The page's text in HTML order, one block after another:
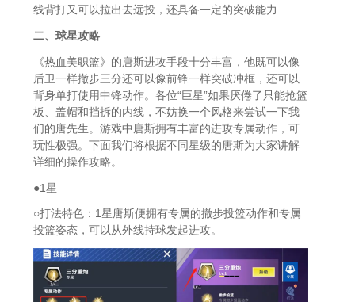
线背打又可以拉出去远投，还具备一定的突破能力
二、球星攻略
《热血美职篮》的唐斯进攻手段十分丰富，他既可以像
后卫一样撤步三分还可以像前锋一样突破冲框，还可以
背身单打使用中锋动作。各位“巨星”如果厌倦了只能抢篮
板、盖帽和挡拆的内线，不妨换一个风格来尝试一下我
们的唐先生。游戏中唐斯拥有丰富的进攻专属动作，可
玩性极强。下面我们将根据不同星级的唐斯为大家讲解
详细的操作攻略。
●1星
○打法特色：1星唐斯便拥有专属的撤步投篮动作和专属
投篮姿态，可以从外线持球发起进攻。